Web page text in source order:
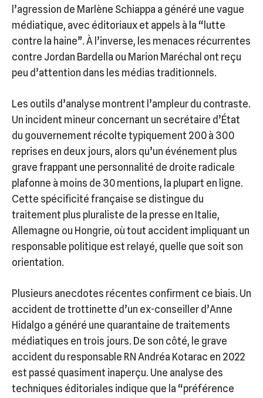
l’agression de Marlène Schiappa a généré une vague
médiatique, avec éditoriaux et appels à la “lutte
contre la haine”. À l’inverse, les menaces récurrentes
contre Jordan Bardella ou Marion Maréchal ont reçu
peu d’attention dans les médias traditionnels.
Les outils d’analyse montrent l’ampleur du contraste.
Un incident mineur concernant un secrétaire d’État
du gouvernement récolte typiquement 200 à 300
reprises en deux jours, alors qu’un événement plus
grave frappant une personnalité de droite radicale
plafonne à moins de 30 mentions, la plupart en ligne.
Cette spécificité française se distingue du
traitement plus pluraliste de la presse en Italie,
Allemagne ou Hongrie, où tout accident impliquant un
responsable politique est relayé, quelle que soit son
orientation.
Plusieurs anecdotes récentes confirment ce biais. Un
accident de trottinette d’un ex-conseiller d’Anne
Hidalgo a généré une quarantaine de traitements
médiatiques en trois jours. De son côté, le grave
accident du responsable RN Andréa Kotarac en 2022
est passé quasiment inaperçu. Une analyse des
techniques éditoriales indique que la “préférence